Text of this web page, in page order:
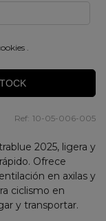
.
Ref: 10-05-006-005
2025, ligera y
Ofrece
en axilas y
ciclismo en
y transportar.